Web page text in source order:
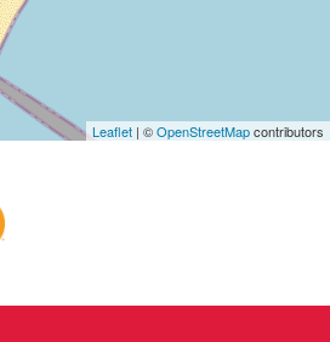
Leaflet | ©OpenStreetMapcontributors